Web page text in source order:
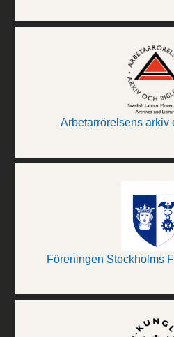
Arbetarrörelsens arkiv
Föreningen Stockholms